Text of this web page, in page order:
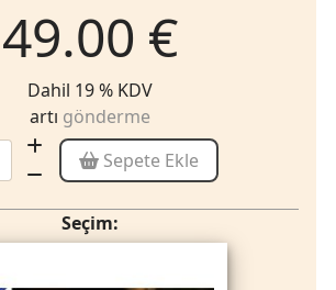
49.00 €
Dahil 19 % KDV
artı gönderme
Sepete Ekle
Seçim: